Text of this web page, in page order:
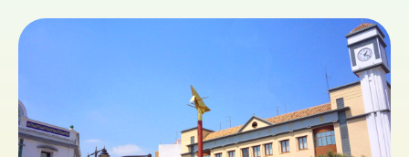
Tickets buchen